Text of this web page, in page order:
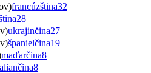
francúzština32
28
ukrajinčina27
španielčina19
maďarčina8
8